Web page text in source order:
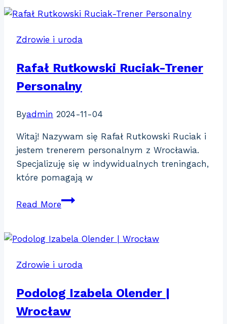
Zdrowie i uroda
Rafał Rutkowski Ruciak-Trener
Personalny
Byadmin 2024-11-04
Witaj! Nazywam się Rafał Rutkowski Ruciak i
jestem trenerem personalnym z Wrocławia.
Specjalizuję się w indywidualnych treningach,
które pomagają w
Read MoreRafał
Trener
Zdrowie i uroda
Podolog Izabela Olender |
Wrocław